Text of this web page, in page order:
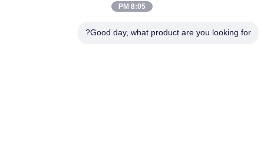
8:05 PM
Good day, what product are you looking for?